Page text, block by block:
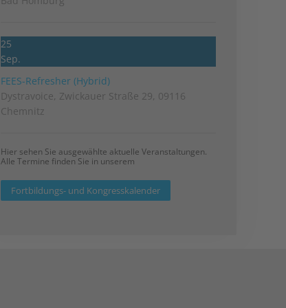
25
Sep.
FEES-Refresher (Hybrid)
Dystravoice, Zwickauer Straße 29, 09116
Chemnitz
Hier sehen Sie ausgewählte aktuelle Veranstaltungen.
Alle Termine finden Sie in unserem
Fortbildungs- und Kongresskalender